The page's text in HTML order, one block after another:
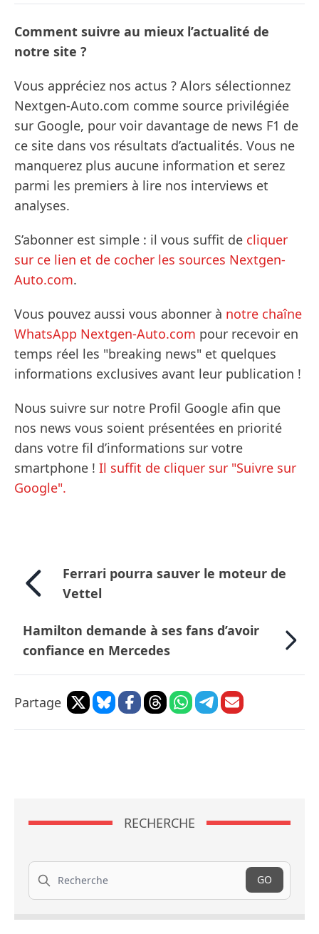
Comment suivre au mieux l’actualité de
notre site ?
Vous appréciez nos actus ? Alors sélectionnez
Nextgen-Auto.com comme source privilégiée
sur Google, pour voir davantage de news F1 de
ce site dans vos résultats d’actualités. Vous ne
manquerez plus aucune information et serez
parmi les premiers à lire nos interviews et
analyses.
S’abonner est simple : il vous suffit de cliquer
sur ce lien et de cocher les sources Nextgen-
Auto.com.
Vous pouvez aussi vous abonner à notre chaîne
WhatsApp Nextgen-Auto.com pour recevoir en
temps réel les "breaking news" et quelques
informations exclusives avant leur publication !
Nous suivre sur notre Profil Google afin que
nos news vous soient présentées en priorité
dans votre fil d’informations sur votre
smartphone ! Il suffit de cliquer sur "Suivre sur
Google".
Ferrari pourra sauver le moteur de
Vettel
Hamilton demande à ses fans d’avoir
confiance en Mercedes
Partage
RECHERCHE
Recherche
GO